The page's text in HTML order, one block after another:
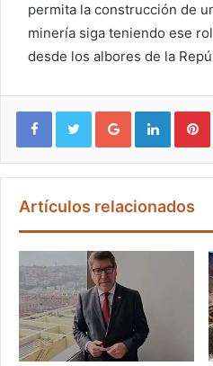
permita la construcción de
minería siga teniendo ese
desde los albores de la
Google+ LinkedIn
Artículos relacionados